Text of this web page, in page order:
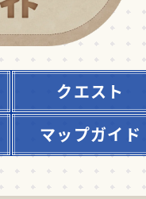
クエスト
マップガイド